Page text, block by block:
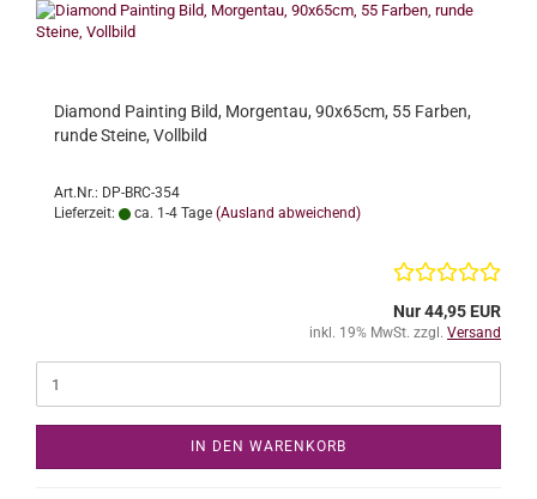
Diamond Painting Bild, Morgentau, 90x65cm, 55 Farben,
runde Steine, Vollbild
Art.Nr.: DP-BRC-354
Lieferzeit:
ca. 1-4 Tage (Ausland abweichend)
Nur 44,95 EUR
inkl. 19% MwSt. zzgl. Versand
IN DEN WARENKORB